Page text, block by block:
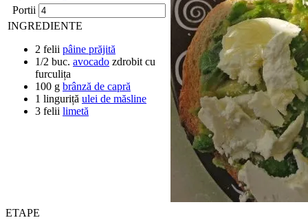
Portii
INGREDIENTE
2 felii pâine prăjită
1/2 buc. avocado zdrobit cu
furculița
100 g brânză de capră
1 linguriță ulei de măsline
3 felii limetă
ETAPE